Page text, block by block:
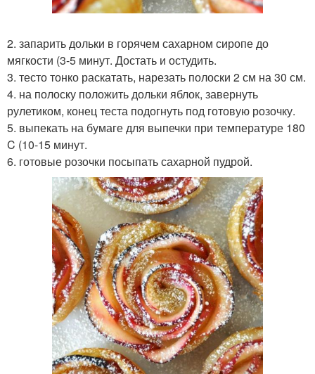
2. запарить дольки в горячем сахарном сиропе до
мягкости (3-5 минут. Достать и остудить.
3. тесто тонко раскатать, нарезать полоски 2 см на 30 см.
4. на полоску положить дольки яблок, завернуть
рулетиком, конец теста подогнуть под готовую розочку.
5. выпекать на бумаге для выпечки при температуре 180
C (10-15 минут.
6. готовые розочки посыпать сахарной пудрой.